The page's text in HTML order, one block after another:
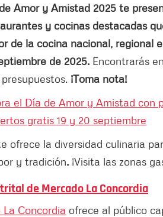
Amor y Amistad 2025 te
y cocinas destacadas
de la cocina nacional, regional
de 2025. Encontrarás
¡Toma nota!
el Día de Amor y Amistad con
gratis 19 y 20 septiembre
ofrece la diversidad culinaria
y tradición. ¡Visita las zonas
de Mercado La Concordia
Concordia ofrece al público